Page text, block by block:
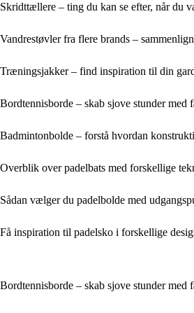
Skridttællere – ting du kan se efter, når du
Vandrestøvler fra flere brands –
Træningsjakker – find inspiration til din
Bordtennisborde – skab sjove stunder med
Badmintonbolde – forstå hvordan
Overblik over padelbats med forskellige
Sådan vælger du padelbolde med
Få inspiration til padelsko i forskellige
Bordtennisborde – skab sjove stunder med